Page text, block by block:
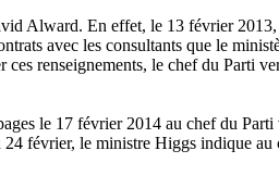
Alward. En effet, le 13 février
avec les consultants que le
renseignements, le chef du Parti
le 17 février 2014 au chef du
février, le ministre Higgs indique